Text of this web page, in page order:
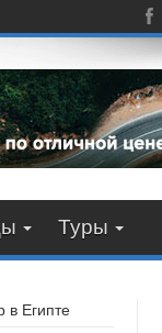
Туры
в Египте